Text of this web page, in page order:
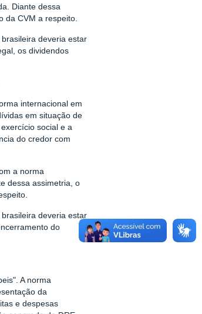
Diante dessa
da CVM a respeito.
deveria estar
os dividendos
internacional em
em situação de
social e a
do credor com
a norma
dessa assimetria, o
deveria estar
do
A norma
da
e despesas